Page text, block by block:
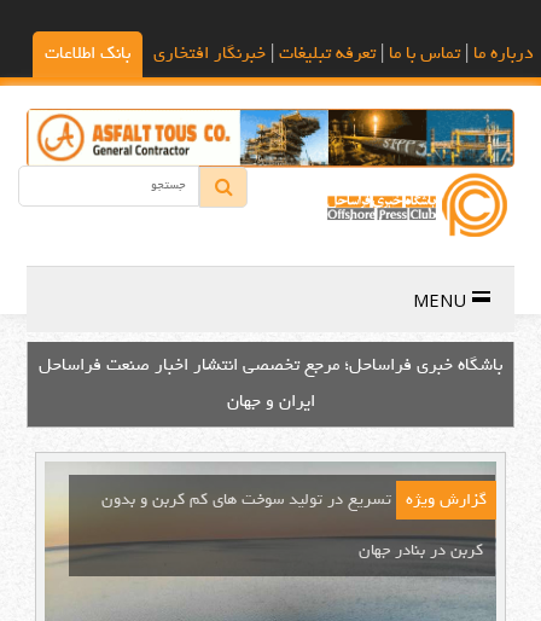
درباره ما |تماس با ما |تعرفه تبلیغات خبرنگار افتخاری بانک اطلاعات
MENU
باشگاه خبری فراساحل؛ مرجع تخصصی انتشار اخبار صنعت فراساحل
ایران و جهان
گزارش ویژه تسریع در تولید سوخت های کم کربن و بدون
کربن در بنادر جهان